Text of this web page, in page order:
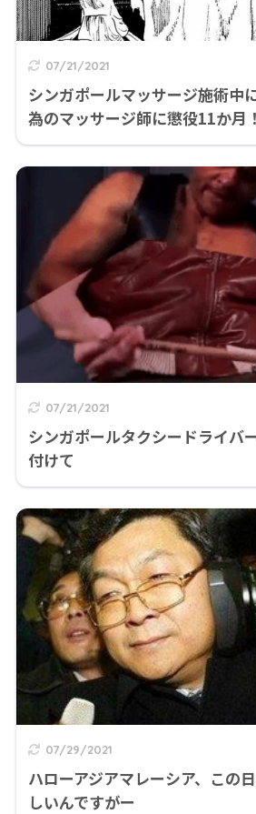
07/21/2021
シンガポールマッサージ施術中
為のマッサージ師に懲役11か月！
07/21/2021
シンガポールタクシードライバ
付けて
07/29/2021
ハローアジアマレーシア、この
しいんですがー